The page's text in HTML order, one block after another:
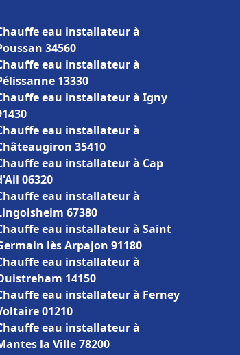
eau installateur à
34560
eau installateur à
13330
eau installateur à Igny
eau installateur à
35410
eau installateur à Cap
06320
eau installateur à
67380
eau installateur à Saint
lès Arpajon 91180
eau installateur à
14150
eau installateur à Ferney
01210
eau installateur à
la Ville 78200